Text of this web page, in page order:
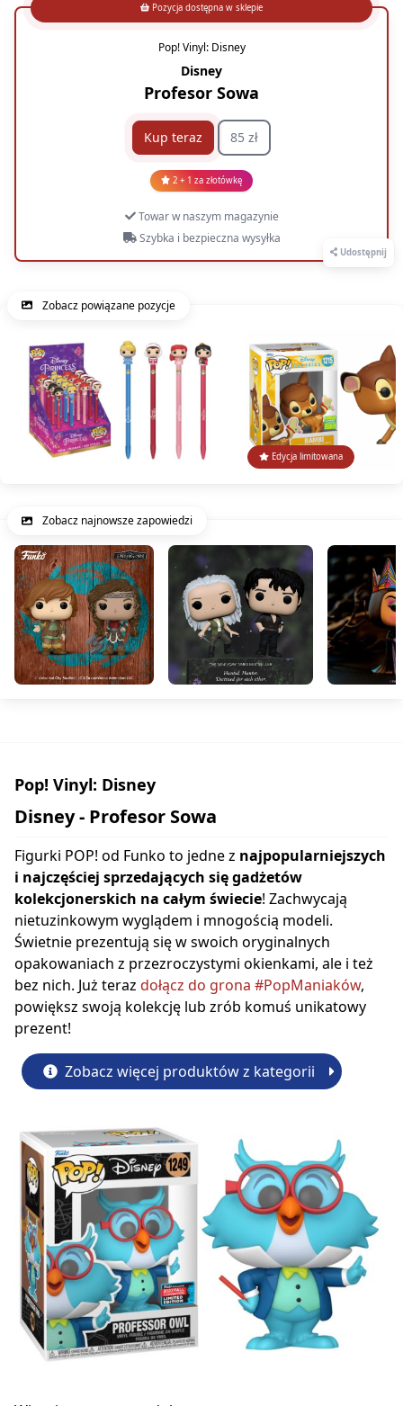
Udostępnij
Pozycja dostępna w sklepie
Pop! Vinyl: Disney
Disney
Profesor Sowa
Kup teraz 85 zł
2 + 1 za złotówkę
Towar w naszym magazynie
Szybka i bezpieczna wysyłka
Zobacz powiązane pozycje
Edycja limitowana
Zobacz najnowsze zapowiedzi
Pop! Vinyl: Disney
Disney - Profesor Sowa
Figurki POP! od Funko to jedne z najpopularniejszych
i najczęściej sprzedających się gadżetów
kolekcjonerskich na całym świecie! Zachwycają
nietuzinkowym wyglądem i mnogością modeli.
Świetnie prezentują się w swoich oryginalnych
opakowaniach z przezroczystymi okienkami, ale i też
bez nich. Już teraz dołącz do grona #PopManiaków,
powiększ swoją kolekcję lub zrób komuś unikatowy
prezent!
Zobacz więcej produktów z kategorii